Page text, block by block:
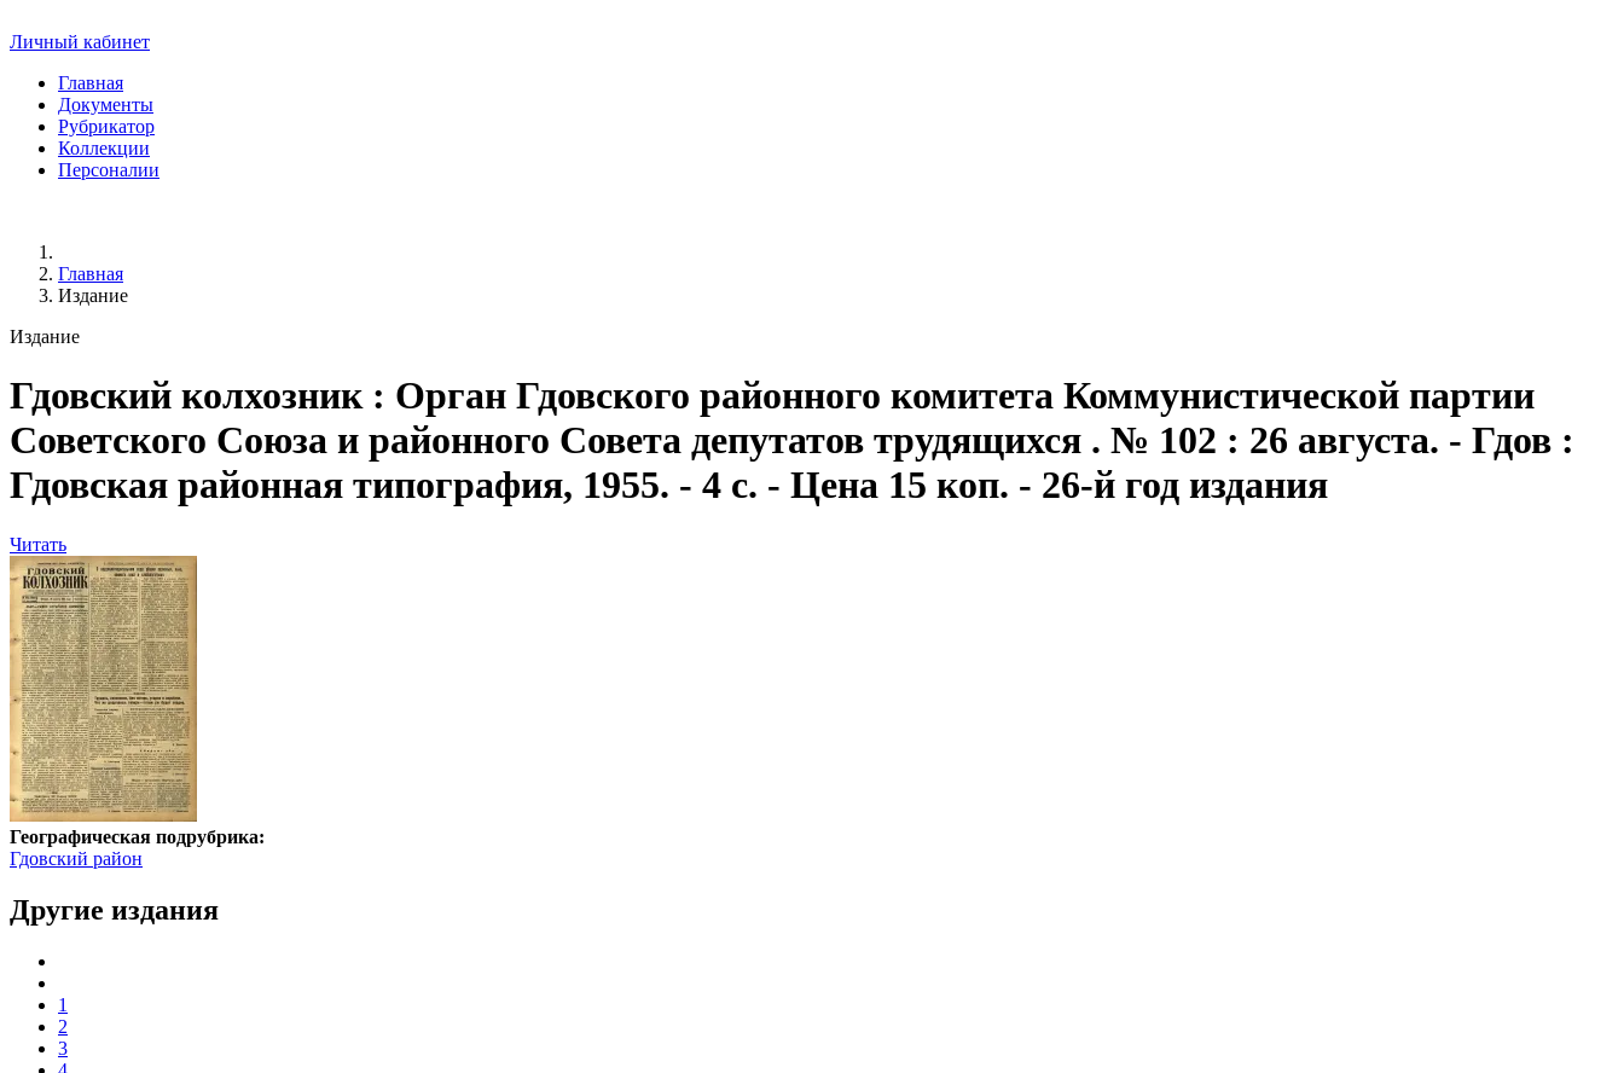
Личный кабинет
Главная
Документы
Рубрикатор
Коллекции
Персоналии
Главная
Издание
Издание
Гдовский колхозник: Орган Гдовского районного комитета Коммунистической партии
Советского Союза и районного Совета депутатов трудящихся . № 102 : 26 августа. - Гдов :
Гдовская районная типография, 1955. - 4 с. - Цена 15 коп. - 26-й год издания
Читать
Географическая подрубрика:
Гдовский район
Другие издания
1
2
3